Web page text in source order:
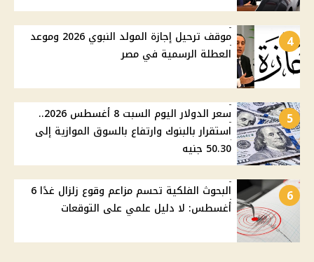
4
موقف ترحيل إجازة المولد النبوي 2026 وموعد
العطلة الرسمية في مصر
5
سعر الدولار اليوم السبت 8 أغسطس 2026..
استقرار بالبنوك وارتفاع بالسوق الموازية إلى
50.30 جنيه
6
البحوث الفلكية تحسم مزاعم وقوع زلزال غدًا 6
أغسطس: لا دليل علمي على التوقعات